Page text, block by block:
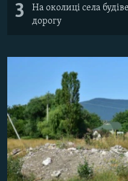
3
На околиці села
дорогу